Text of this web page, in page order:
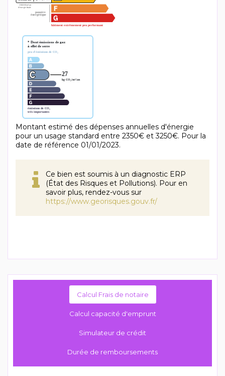
Montant estimé des dépenses annuelles d'énergie
pour un usage standard entre 2350€ et 3250€. Pour la
date de référence 01/01/2023.
Ce bien est soumis à un diagnostic ERP
(État des Risques et Pollutions). Pour en
savoir plus, rendez-vous sur
https://www.georisques.gouv.fr/
Calcul Frais de notaire
Calcul capacité d'emprunt
Simulateur de crédit
Durée de remboursements